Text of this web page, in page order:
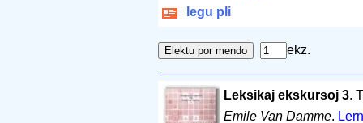
legu pli
ekz.
Leksikaj ekskursoj 3.
Emile Van Damme.